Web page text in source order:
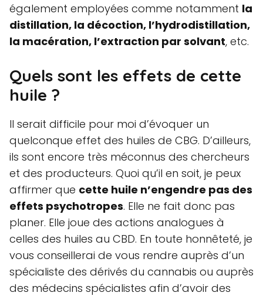
également employées comme notamment la
distillation, la décoction, l’hydrodistillation,
la macération, l’extraction par solvant, etc.
Quels sont les effets de cette
huile ?
Il serait difficile pour moi d’évoquer un
quelconque effet des huiles de CBG. D’ailleurs,
ils sont encore très méconnus des chercheurs
et des producteurs. Quoi qu’il en soit, je peux
affirmer que cette huile n’engendre pas des
effets psychotropes. Elle ne fait donc pas
planer. Elle joue des actions analogues à
celles des huiles au CBD. En toute honnêteté, je
vous conseillerai de vous rendre auprès d’un
spécialiste des dérivés du cannabis ou auprès
des médecins spécialistes afin d’avoir des